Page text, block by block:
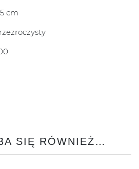
cm
SIĘ RÓWNIEŻ…